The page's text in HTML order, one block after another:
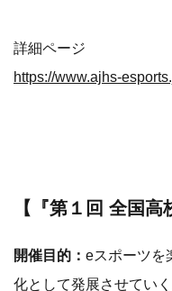
詳細ページ
【『第１回 全国高
開催目的： eスポーツを
化として発展させてい